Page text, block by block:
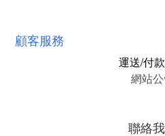
顧客服務
運送/付
網站
聯絡